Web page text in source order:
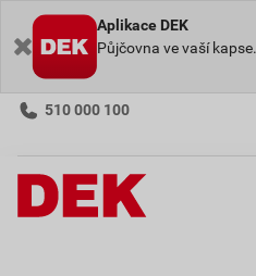
Aplikace DEK
Půjčovna ve vaší kapse.
510 000 100